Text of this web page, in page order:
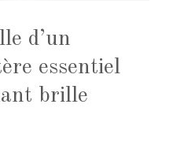
d’un
essentiel
brille